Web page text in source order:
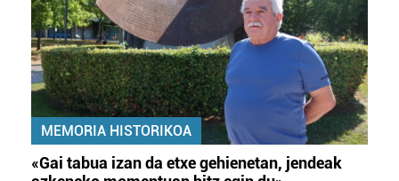
MEMORIA HISTORIKOA
«Gai tabua izan da etxe gehienetan, jendeak